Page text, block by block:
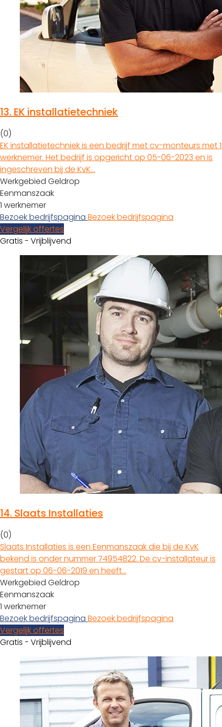
13. EK installatietechniek
(0)
EK installatietechniek is een bedrijf met cv-monteurs met 1
werknemer. Het bedrijf is opgericht op 05-06-2023 en is
ingeschreven bij de KvK…
Werkgebied Geldrop
Eenmanszaak
1 werknemer
Bezoek bedrijfspagina Bezoek bedrijfspagina
Vergelijk offertes
Gratis - Vrijblijvend
14. Slaats Installaties
(0)
Slaats Installaties is een Eenmanszaak die bij de KvK
bekend is onder nummer 74954822. De cv-installateur is
gestart op 06-06-2019 en heeft…
Werkgebied Geldrop
Eenmanszaak
1 werknemer
Bezoek bedrijfspagina Bezoek bedrijfspagina
Vergelijk offertes
Gratis - Vrijblijvend